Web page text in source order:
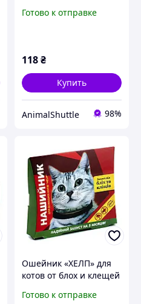
маслами валерианы и
Готово к отправке
118₴
Купить
АnimalShuttle 98%
Ошейник «ХЕЛП» для
котов от блох и клещей
Готово к отправке